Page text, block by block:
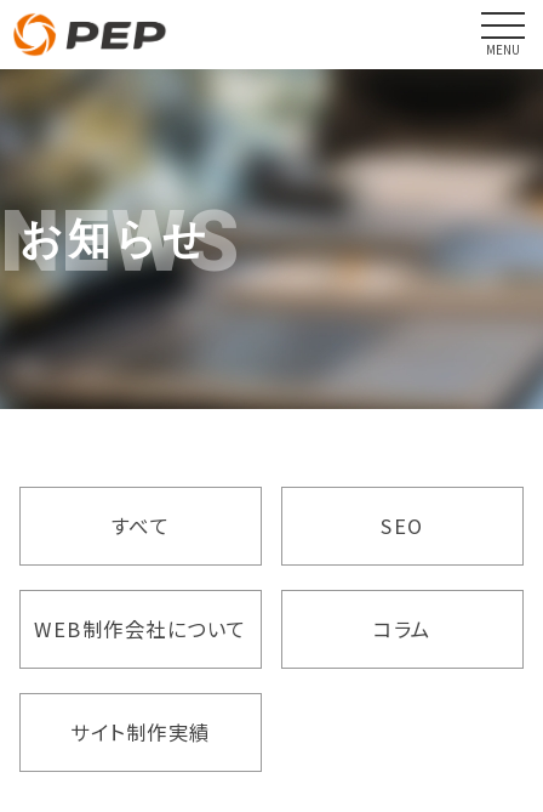
NEWS
お知らせ
すべて SEO
WEB制作会社について コラム
サイト制作実績